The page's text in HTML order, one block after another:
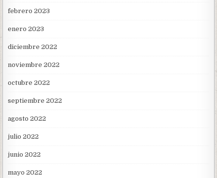
febrero 2023
enero 2023
diciembre 2022
noviembre 2022
octubre 2022
septiembre 2022
agosto 2022
julio 2022
junio 2022
mayo 2022